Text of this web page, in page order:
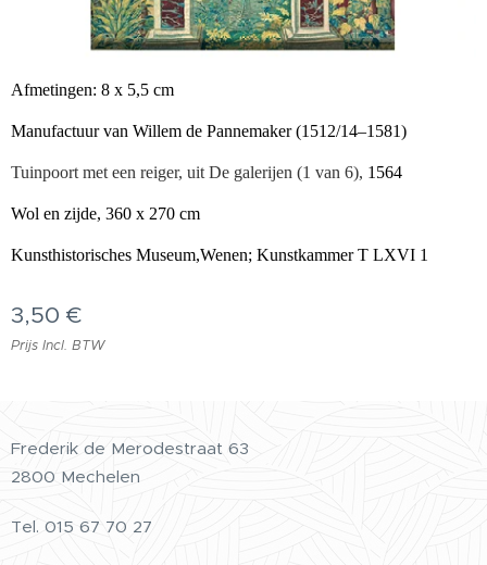
Afmetingen: 8 x 5,5 cm
Manufactuur van Willem de Pannemaker (1512/14–1581)
Tuinpoort met een reiger, uit De galerijen (1 van 6), 1564
Wol en zijde, 360 x 270 cm
Kunsthistorisches Museum,Wenen; Kunstkammer T LXVI 1
3,50 €
Prijs Incl. BTW
Frederik de Merodestraat 63
2800 Mechelen
Tel. 015 67 70 27